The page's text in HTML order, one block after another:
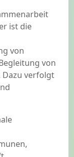
ist die
von
von
verfolgt